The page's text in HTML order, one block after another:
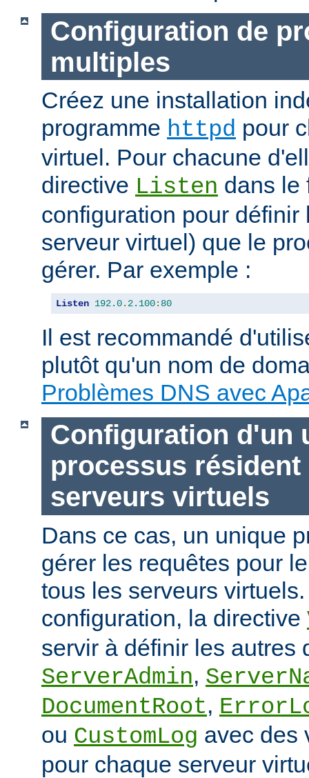
Configuration de
multiples
Créez une installation
programme httpd pour
virtuel. Pour chacune
directive Listen dans le
configuration pour définir
serveur virtuel) que le
gérer. Par exemple :
Listen 192.0. 2.100: 80
Il est recommandé
plutôt qu'un nom de
Problèmes DNS avec
Configuration d'un
processus résident
serveurs virtuels
Dans ce cas, un unique
gérer les requêtes pour
tous les serveurs
configuration, la directive
servir à définir les autres
ServerAdmin,
DocumentRoot,
ou CustomLog avec des
pour chaque serveur